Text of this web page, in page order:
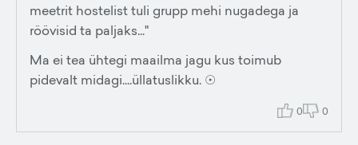
meetrit hostelist tuli grupp mehi nugadega ja
röövisid ta paljaks..."
Ma ei tea ühtegi maailma jagu kus toimub
pidevalt midagi....üllatuslikku. ☉
0 0